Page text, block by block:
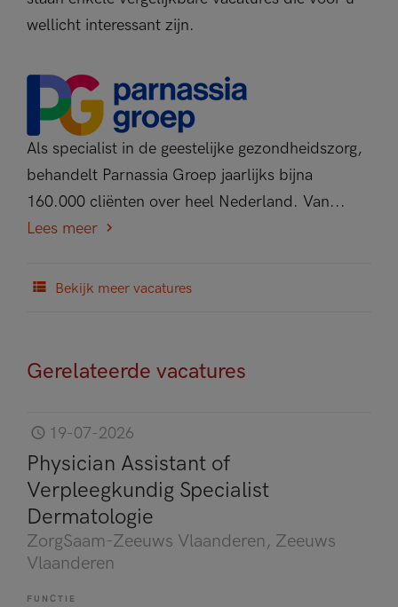
wellicht interessant zijn.
Als specialist in de geestelijke gezondheidszorg,
behandelt Parnassia Groep jaarlijks bijna
160.000 cliënten over heel Nederland. Van...
Lees meer
Bekijk meer vacatures
Gerelateerde vacatures
19-07-2026
Physician Assistant of
Verpleegkundig Specialist
Dermatologie
ZorgSaam-Zeeuws Vlaanderen, Zeeuws
Vlaanderen
FUNCTIE